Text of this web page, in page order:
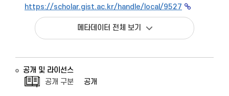
https://scholar.gist.ac.kr/handle/local/9527
메타데이터 전체 보기
공개 및 라이선스
공개 구분
공개